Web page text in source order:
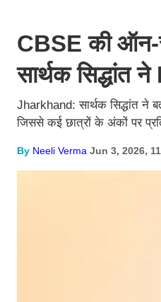
CBSE की ऑन-
सार्थक सिद्धांत
Jharkhand: सार्थक सिद्धांत ने
जिससे कई छात्रों के अंकों पर
By Neeli Verma Jun 3, 2026,